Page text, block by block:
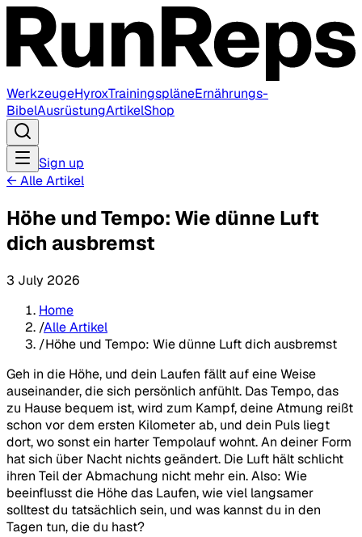
WerkzeugeHyroxTrainingspläneErnährungs-
BibelAusrüstungArtikelShop
Sign up
← Alle Artikel
Höhe und Tempo: Wie dünne Luft
dich ausbremst
3 July 2026
Home
/Alle Artikel
/Höhe und Tempo: Wie dünne Luft dich ausbremst
Geh in die Höhe, und dein Laufen fällt auf eine Weise
auseinander, die sich persönlich anfühlt. Das Tempo, das
zu Hause bequem ist, wird zum Kampf, deine Atmung reißt
schon vor dem ersten Kilometer ab, und dein Puls liegt
dort, wo sonst ein harter Tempolauf wohnt. An deiner Form
hat sich über Nacht nichts geändert. Die Luft hält schlicht
ihren Teil der Abmachung nicht mehr ein. Also: Wie
beeinflusst die Höhe das Laufen, wie viel langsamer
solltest du tatsächlich sein, und was kannst du in den
Tagen tun, die du hast?